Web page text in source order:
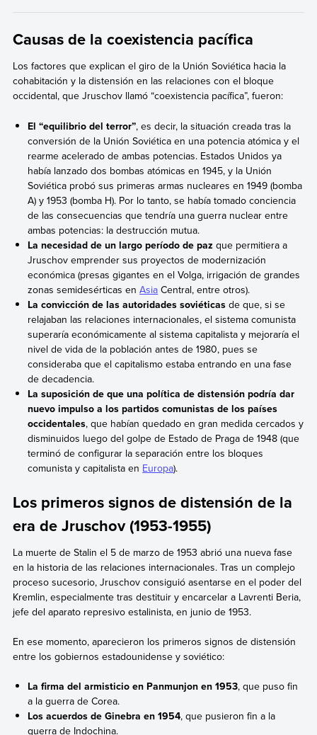
Causas de la coexistencia pacífica
Los factores que explican el giro de la Unión Soviética hacia la
cohabitación y la distensión en las relaciones con el bloque
occidental, que Jruschov llamó “coexistencia pacífica”, fueron:
El “equilibrio del terror”, es decir, la situación creada tras la
conversión de la Unión Soviética en una potencia atómica y el
rearme acelerado de ambas potencias. Estados Unidos ya
había lanzado dos bombas atómicas en 1945, y la Unión
Soviética probó sus primeras armas nucleares en 1949 (bomba
A) y 1953 (bomba H). Por lo tanto, se había tomado conciencia
de las consecuencias que tendría una guerra nuclear entre
ambas potencias: la destrucción mutua.
La necesidad de un largo período de pazque permitiera a
Jruschov emprender sus proyectos de modernización
económica (presas gigantes en el Volga, irrigación de grandes
zonas semidesérticas enAsia Central, entre otros).
La convicción de las autoridades soviéticasde que, si se
relajaban las relaciones internacionales, el sistema comunista
superaría económicamente al sistema capitalista y mejoraría el
nivel de vida de la población antes de 1980, pues se
consideraba que el capitalismo estaba entrando en una fase
de decadencia.
La suposición de que una política de distensión podría dar
nuevo impulso a los partidos comunistas de los países
occidentales, que habían quedado en gran medida cercados y
disminuidos luego del golpe de Estado de Praga de 1948 (que
terminó de configurar la separación entre los bloques
comunista y capitalista en Europa).
Los primeros signos de distensión de la
era de Jruschov (1953-1955)
La muerte de Stalin el 5 de marzo de 1953 abrió una nueva fase
en la historia de las relaciones internacionales. Tras un complejo
proceso sucesorio, Jruschov consiguió asentarse en el poder del
Kremlin, especialmente tras destituir y encarcelar a Lavrenti Beria,
jefe del aparato represivo estalinista, en junio de 1953.
En ese momento, aparecieron los primeros signos de distensión
entre los gobiernos estadounidense y soviético:
La firma del armisticio en Panmunjon en 1953, que puso fin
a la guerra de Corea.
Los acuerdos de Ginebra en 1954, que pusieron fin a la
guerra de Indochina.